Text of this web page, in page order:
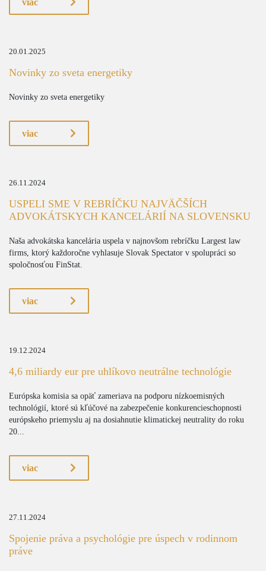
viac
20.01.2025
Novinky zo sveta energetiky
Novinky zo sveta energetiky
viac
26.11.2024
USPELI SME V REBRÍČKU NAJVÄČŠÍCH
ADVOKÁTSKYCH KANCELÁRIÍ NA SLOVENSKU
Naša advokátska kancelária uspela v najnovšom rebríčku Largest law
firms, ktorý každoročne vyhlasuje Slovak Spectator v spolupráci so
spoločnosťou FinStat.
viac
19.12.2024
4,6 miliardy eur pre uhlíkovo neutrálne technológie
Európska komisia sa opäť zameriava na podporu nízkoemisných
technológií, ktoré sú kľúčové na zabezpečenie konkurencieschopnosti
európskeho priemyslu aj na dosiahnutie klimatickej neutrality do roku
20...
viac
27.11.2024
Spojenie práva a psychológie pre úspech v rodinnom
práve